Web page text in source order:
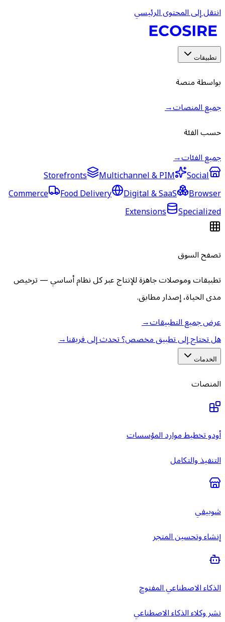
انتقل إلى المحتوى الرئيسي
تطبيقات
بواسطة منصة
جميع المنصات→
حسب الفئة
جميع الفئات→
Storefronts
Multichannel & PIM
Social
Commerce
Food Delivery Digital & SaaS
Browser
Extensions
Specialized
تصفح السوق
تطبيقات وموصلات جاهزة للإنتاج عبر كل نظام أساسي — ترخيص
مدى الحياة، إصدار مطابق.
عرض جميع التطبيقات→
هل تحتاج إلى تطبيق مخصص؟ تحدث إلى فريقنا→
الخدمات
المنصات
أودو تخطيط موارد المؤسسات
التنفيذ والتكامل
شوبيفي
إنشاء وتحسين المتجر
الذكاء الاصطناعي المفتوح
نشر وكلاء الذكاء الاصطناعي